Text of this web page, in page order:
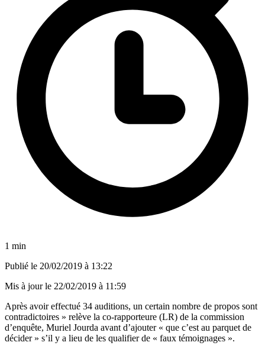
1 min
Publié le 20/02/2019 à 13:22
Mis à jour le 22/02/2019 à 11:59
Après avoir effectué 34 auditions, un certain nombre de propos sont
contradictoires » relève la co-rapporteure (LR) de la commission
d’enquête, Muriel Jourda avant d’ajouter « que c’est au parquet de
décider » s’il y a lieu de les qualifier de « faux témoignages ».